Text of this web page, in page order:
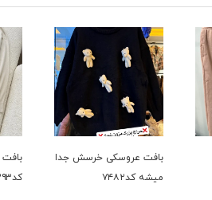
خرسش جدا
بافت دوتیکه پر فروش
کد۷۳۹۳